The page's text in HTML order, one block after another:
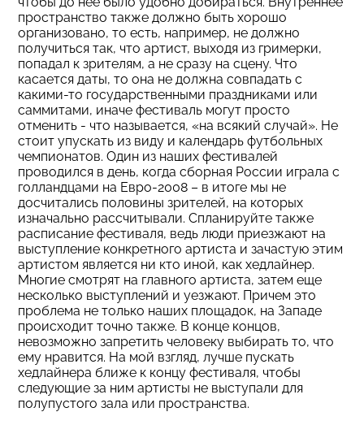
пространство также должно быть хорошо
организовано, то есть, например, не должно
получиться так, что артист, выходя из гримерки,
попадал к зрителям, а не сразу на сцену. Что
касается даты, то она не должна совпадать с
какими-то государственными праздниками или
саммитами, иначе фестиваль могут просто
отменить - что называется, «на всякий случай». Не
стоит упускать из виду и календарь футбольных
чемпионатов. Один из наших фестивалей
проводился в день, когда сборная России играла с
голландцами на Евро-2008 – в итоге мы не
досчитались половины зрителей, на которых
изначально рассчитывали. Спланируйте также
расписание фестиваля, ведь люди приезжают на
выступление конкретного артиста и зачастую этим
артистом является ни кто иной, как хедлайнер.
Многие смотрят на главного артиста, затем еще
несколько выступлений и уезжают. Причем это
проблема не только наших площадок, на Западе
происходит точно также. В конце концов,
невозможно запретить человеку выбирать то, что
ему нравится. На мой взгляд, лучше пускать
хедлайнера ближе к концу фестиваля, чтобы
следующие за ним артисты не выступали для
полупустого зала или пространства.